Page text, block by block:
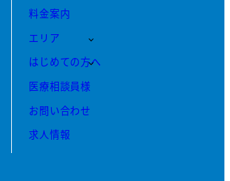
料金案内
エリア
はじめての方へ
医療相談員様
お問い合わせ
求人情報